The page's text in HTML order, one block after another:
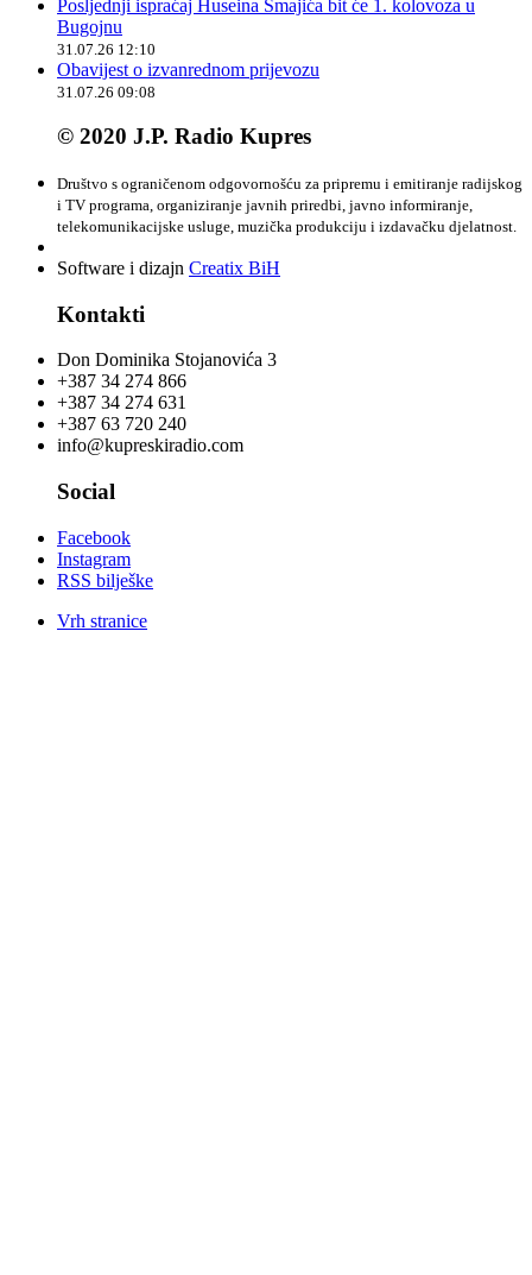
Posljednji ispraćaj Huseina Smajića bit će 1. kolovoza u
Bugojnu
31.07.26 12:10
Obavijest o izvanrednom prijevozu
31.07.26 09:08
© 2020 J.P. Radio Kupres
Društvo s ograničenom odgovornošću za pripremu i emitiranje radijskog
i TV programa, organiziranje javnih priredbi, javno informiranje,
telekomunikacijske usluge, muzička produkciju i izdavačku djelatnost.
Software i dizajn Creatix BiH
Kontakti
Don Dominika Stojanovića 3
+387 34 274 866
+387 34 274 631
+387 63 720 240
info@kupreskiradio.com
Social
Facebook
Instagram
RSS bilješke
Vrh stranice